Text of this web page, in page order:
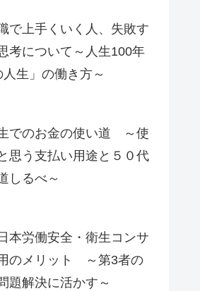
で上手くいく人、失敗す
考について～人生100年
生」の働き方～
でのお金の使い道 ～使
思う支払い用途と５０代
しるべ～
本労働安全・衛生コンサ
のメリット ～第3者の
題解決に活かす～